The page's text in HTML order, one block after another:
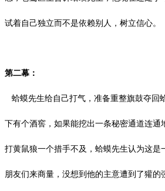
试着自己独立而不是依赖别人，树立信心。
第二幕：
蛤蟆先生给自己打气，准备重整旗鼓夺回
下有个酒窖，如果能挖出一条秘密通道连通
打黄鼠狼一个措手不及，蛤蟆先生认为这是
朋友们来商量，没想到他的主意遭到了獾的